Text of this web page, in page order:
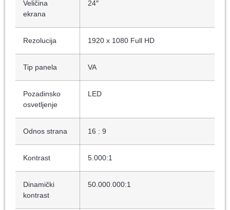
Veličina
ekrana
24″
Rezolucija 1920 x 1080 Full HD
Tip panela VA
Pozadinsko
osvetljenje
LED
Odnos strana 16 : 9
Kontrast 5.000:1
Dinamički
kontrast
50.000.000:1